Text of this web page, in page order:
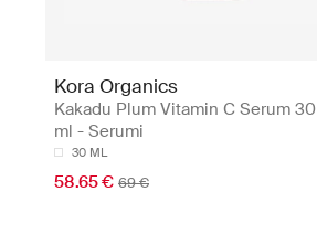
Kora Organics
Kakadu Plum Vitamin C Serum 30
ml - Serumi
30 ML
58.65 € 69 €